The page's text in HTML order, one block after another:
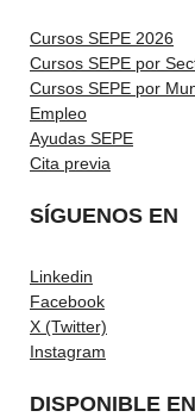
Cursos SEPE 2026
Cursos SEPE por
Cursos SEPE por
Empleo
Ayudas SEPE
Cita previa
SÍGUENOS EN
Linkedin
Facebook
X (Twitter)
Instagram
DISPONIBLE EN